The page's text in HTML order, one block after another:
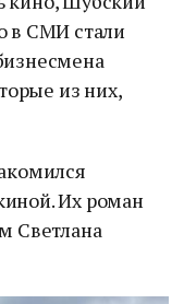
в СМИ стали
из них,
Их роман
Светлана